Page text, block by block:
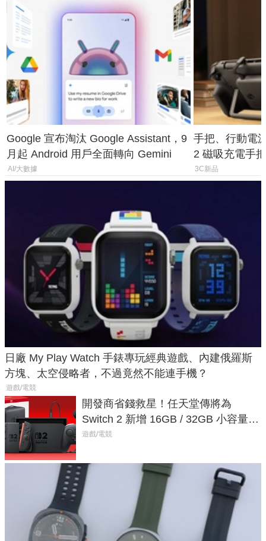
Google 宣布淘汰 Google Assistant，9
月起 Android 用戶全面轉向 Gemini
AI/大數據
手把、行動電
2 磁吸充電手
倍
3C新品
日廠 My Play Watch 手錶專玩經典遊戲、內建俄羅斯
方塊、太空侵略者，不過竟然不能連手機？
遊戲/電競
開發商省錢救星！任天堂傳將為
Switch 2 新增 16GB / 32GB 小容量遊
戲卡的選擇
遊戲/電競